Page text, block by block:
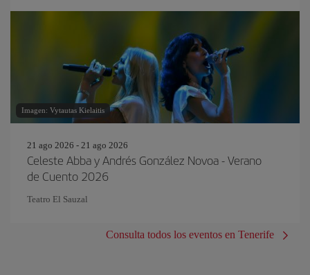
Imagen: Vytautas Kielaitis
21 ago 2026 - 21 ago 2026
Celeste Abba y Andrés González Novoa - Verano
de Cuento 2026
Teatro El Sauzal
Consulta todos los eventos en Tenerife